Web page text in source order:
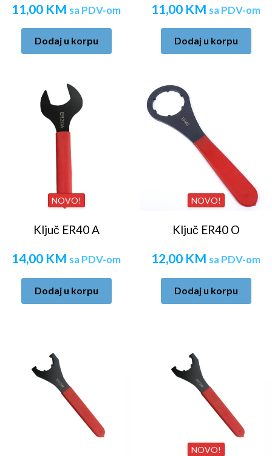
11,00 KM sa PDV-om
Dodaj u korpu
11,00 KM sa PDV-om
Dodaj u korpu
NOVO!
Ključ ER40 A
14,00 KM sa PDV-om
Dodaj u korpu
NOVO!
Ključ ER40 O
12,00 KM sa PDV-om
Dodaj u korpu
NOVO!